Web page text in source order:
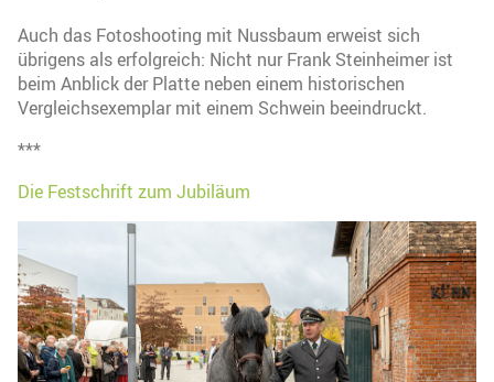
Auch das Fotoshooting mit Nussbaum erweist sich
übrigens als erfolgreich: Nicht nur Frank Steinheimer ist
beim Anblick der Platte neben einem historischen
Vergleichsexemplar mit einem Schwein beeindruckt.
***
Die Festschrift zum Jubiläum